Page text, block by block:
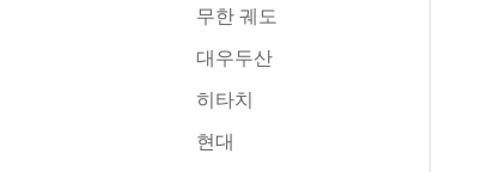
무한 궤도
대우두산
히타치
현대